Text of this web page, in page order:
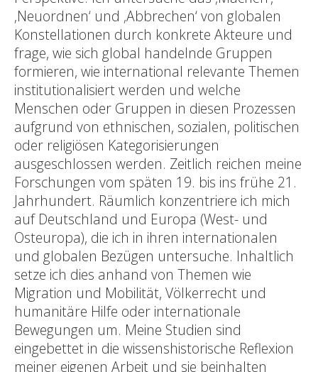
‚Neuordnen‘ und ‚Abbrechen‘ von globalen
Konstellationen durch konkrete Akteure und
frage, wie sich global handelnde Gruppen
formieren, wie international relevante Themen
institutionalisiert werden und welche
Menschen oder Gruppen in diesen Prozessen
aufgrund von ethnischen, sozialen, politischen
oder religiösen Kategorisierungen
ausgeschlossen werden. Zeitlich reichen meine
Forschungen vom späten 19. bis ins frühe 21.
Jahrhundert. Räumlich konzentriere ich mich
auf Deutschland und Europa (West- und
Osteuropa), die ich in ihren internationalen
und globalen Bezügen untersuche. Inhaltlich
setze ich dies anhand von Themen wie
Migration und Mobilität, Völkerrecht und
humanitäre Hilfe oder internationale
Bewegungen um. Meine Studien sind
eingebettet in die wissenshistorische Reflexion
meiner eigenen Arbeit und sie beinhalten